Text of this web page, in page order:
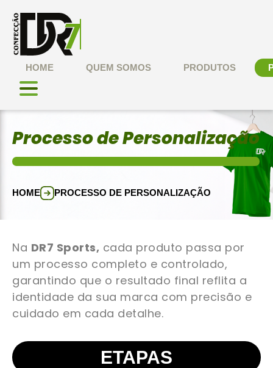
HOME QUEM SOMOS PRODUTOS
Processo de Personalização
HOME PROCESSO DE PERSONALIZAÇÃO
Na DR7 Sports, cada produto passa por
um processo completo e controlado,
garantindo que o resultado final reflita a
identidade da sua marca com precisão e
cuidado em cada detalhe.
ETAPAS